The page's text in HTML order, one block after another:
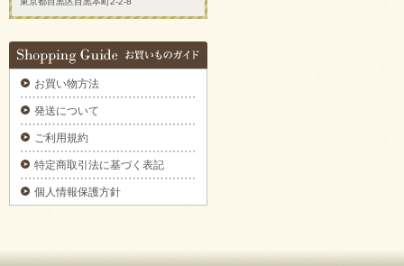
デラックスミートプレートをご注文いただき
ました。
2025/09/29
ブルスケッタカナッペサンドオードブル 【要
カナッペ＆クロスティーニをご注文いただき
ました。
お買い物方法
発送について
ご利用規約
特定商取引法に基づく表記
個人情報保護方針